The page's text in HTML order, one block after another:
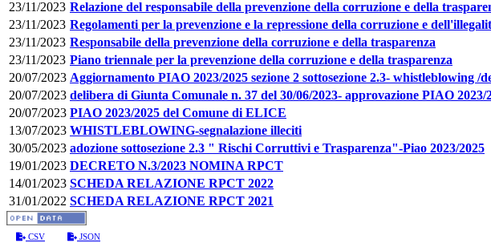
23/11/2023 Relazione del responsabile della prevenzione della corruzione e della
23/11/2023 Regolamenti per la prevenzione e la repressione della corruzione e
23/11/2023 Responsabile della prevenzione della corruzione e della trasparenza
23/11/2023 Piano triennale per la prevenzione della corruzione e della trasparenza
20/07/2023 Aggiornamento PIAO 2023/2025 sezione 2 sottosezione 2.3- whistleblowing
20/07/2023 delibera di Giunta Comunale n. 37 del 30/06/2023- approvazione PIAO 2023/
20/07/2023 PIAO 2023/2025 del Comune di ELICE
13/07/2023 WHISTLEBLOWING-segnalazione illeciti
30/05/2023 adozione sottosezione 2.3 " Rischi Corruttivi e Trasparenza"-Piao 2023/2025
19/01/2023 DECRETO N.3/2023 NOMINA RPCT
14/01/2023 SCHEDA RELAZIONE RPCT 2022
31/01/2022 SCHEDA RELAZIONE RPCT 2021
CSV JSON